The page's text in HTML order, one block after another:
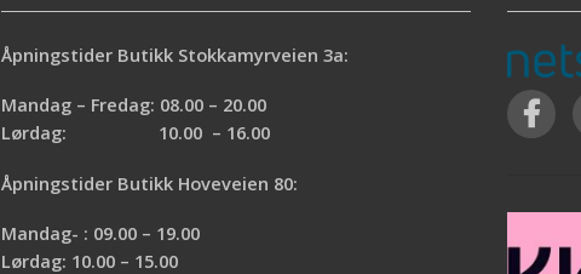
Åpningstider Butikk Stokkamyrveien 3a:
Mandag – Fredag: 08.00 – 20.00
Lørdag: 10.00 – 16.00
Åpningstider Butikk Hoveveien 80:
Mandag- : 09.00 – 19.00
Lørdag: 10.00 – 15.00